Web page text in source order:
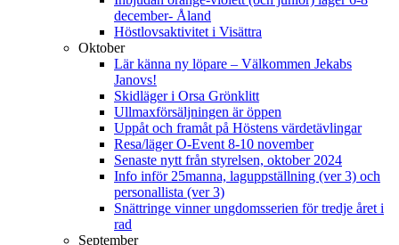
december- Åland
Höstlovsaktivitet i Visättra
Oktober
Lär känna ny löpare – Välkommen Jekabs
Janovs!
Skidläger i Orsa Grönklitt
Ullmaxförsäljningen är öppen
Uppåt och framåt på Höstens värdetävlingar
Resa/läger O-Event 8-10 november
Senaste nytt från styrelsen, oktober 2024
Info inför 25manna, laguppställning (ver 3) och
personallista (ver 3)
Snättringe vinner ungdomsserien för tredje året i
rad
September